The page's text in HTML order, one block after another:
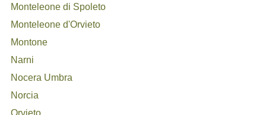
Monteleone di Spoleto
Monteleone d'Orvieto
Montone
Narni
Nocera Umbra
Norcia
Orvieto